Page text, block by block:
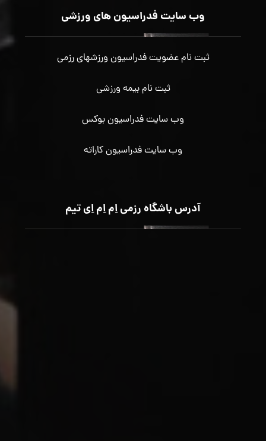
وب سایت فدراسیون های ورزشی
ثبت نام عضویت فدراسیون ورزشهای رزمی
ثبت نام بیمه ورزشی
وب سایت فدراسیون بوکس
وب سایت فدراسیون کاراته
آدرس باشگاه رزمی اِم اِم اِی تیم